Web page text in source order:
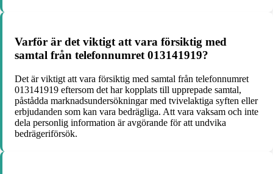
Varför är det viktigt att vara försiktig med
samtal från telefonnumret 013141919?
Det är viktigt att vara försiktig med samtal från telefonnumret
013141919 eftersom det har kopplats till upprepade samtal,
påstådda marknadsundersökningar med tvivelaktiga syften eller
erbjudanden som kan vara bedrägliga. Att vara vaksam och inte
dela personlig information är avgörande för att undvika
bedrägeriförsök.